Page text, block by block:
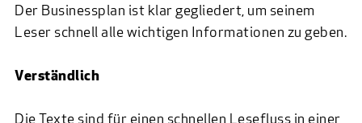
Der Businessplan ist klar gegliedert, um seinem
Leser schnell alle wichtigen Informationen zu geben.
Verständlich